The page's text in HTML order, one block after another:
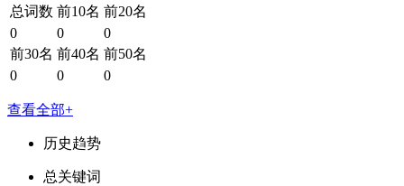
总词数 前10名 前20名
0
0
0
前30名 前40名 前50名
0
0 0
查看全部+
历史趋势
总关键词